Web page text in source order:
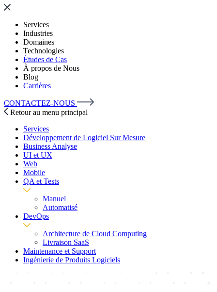
Services
Industries
Domaines
Technologies
Études de Cas
À propos de Nous
Blog
Carrières
CONTACTEZ-NOUS
Retour au menu principal
Services
Développement de Logiciel Sur Mesure
Business Analyse
UI et UX
Web
Mobile
QA et Tests
Manuel
Automatisé
DevOps
Architecture de Cloud Computing
Livraison SaaS
Maintenance et Support
Ingénierie de Produits Logiciels